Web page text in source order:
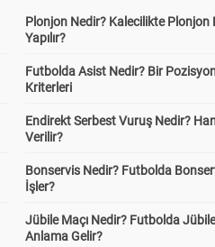
Plonjon Nedir? Kalecilikte Plonjon
Yapılır?
Futbolda Asist Nedir? Bir
Kriterleri
Endirekt Serbest Vuruş Nedir?
Verilir?
Bonservis Nedir? Futbolda
İşler?
Jübile Maçı Nedir? Futbolda
Anlama Gelir?